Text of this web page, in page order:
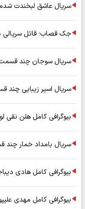
سریال عاشق لبخندت
جک قصاب؛ قاتل سریالی
سریال سوجان چند
سریال اسیر زیبایی چند
بیوگرافی کامل هلن نقی
سریال بامداد خمار
بیوگرافی کامل هادی
بیوگرافی کامل مهدی